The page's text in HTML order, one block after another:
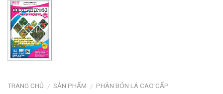
TRANG CHỦ / SẢN PHẨM / PHÂN BÓN LÁ CAO CẤP